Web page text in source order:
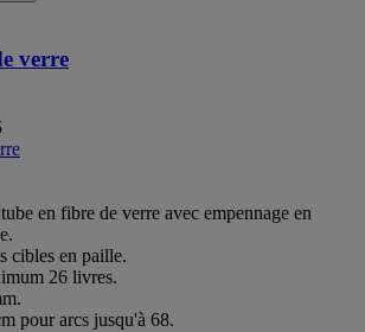
verre
en fibre de verre avec empennage en
cibles en paille.
26 livres.
pour arcs jusqu'à 68.